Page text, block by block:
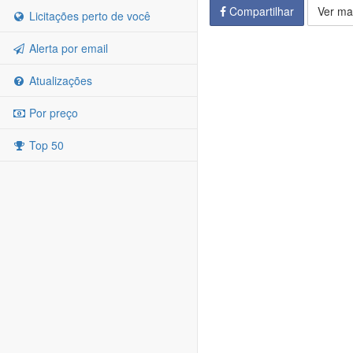
Licitações perto de você
Alerta por email
Atualizações
Por preço
Top 50
Compartilhar Ver